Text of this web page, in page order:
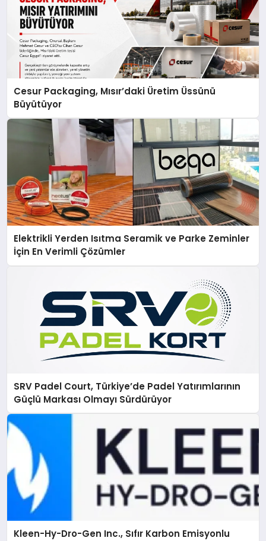
Cesur Packaging, Mısır’daki Üretim Üssünü
Büyütüyor
Elektrikli Yerden Isıtma Seramik ve Parke Zeminler
İçin En Verimli Çözümler
SRV Padel Court, Türkiye’de Padel Yatırımlarının
Güçlü Markası Olmayı Sürdürüyor
Kleen-Hy-Dro-Gen Inc., Sıfır Karbon Emisyonlu